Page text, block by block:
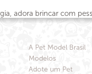
adora brincar com
A Pet Model Brasil
Modelos
Adote um Pet